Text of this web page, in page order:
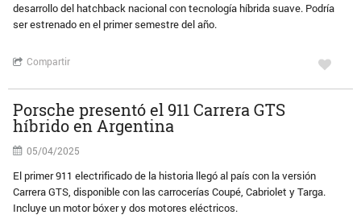
desarrollo del hatchback nacional con tecnología híbrida suave. Podría
ser estrenado en el primer semestre del año.
Compartir
Porsche presentó el 911 Carrera GTS
híbrido en Argentina
05/04/2025
El primer 911 electrificado de la historia llegó al país con la versión
Carrera GTS, disponible con las carrocerías Coupé, Cabriolet y Targa.
Incluye un motor bóxer y dos motores eléctricos.